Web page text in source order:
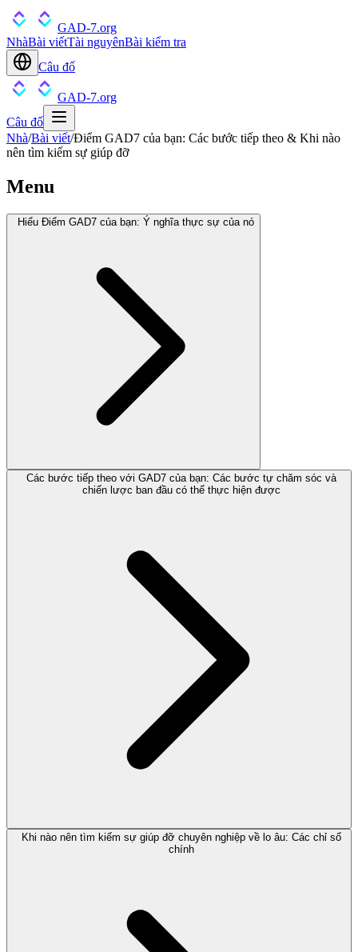
GAD-7.org
NhàBài viếtTài nguyênBài kiểm tra
Câu đố
GAD-7.org
Câu đố
Nhà/Bài viết/Điểm GAD7 của bạn: Các bước tiếp theo & Khi nào
nên tìm kiếm sự giúp đỡ
Menu
Hiểu Điểm GAD7 của bạn: Ý nghĩa thực sự của nó
Các bước tiếp theo với GAD7 của bạn: Các bước tự chăm sóc và
chiến lược ban đầu có thể thực hiện được
Khi nào nên tìm kiếm sự giúp đỡ chuyên nghiệp về lo âu: Các chỉ số
chính